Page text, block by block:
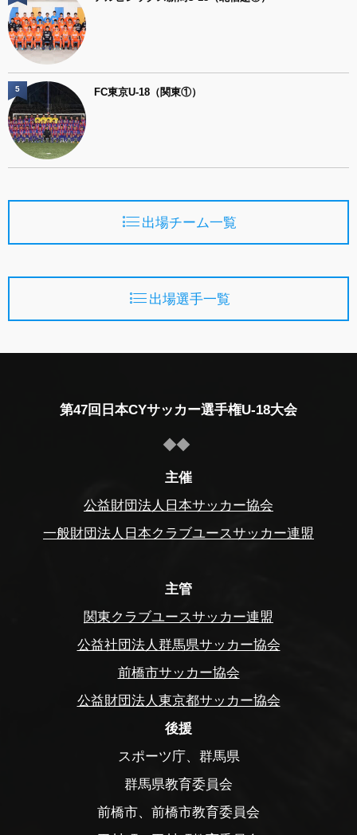
FC東京U-18（関東①）
5
出場チーム一覧
出場選手一覧
第47回日本CYサッカー選手権U-18大会
主催
公益財団法人日本サッカー協会
一般財団法人日本クラブユースサッカー連盟
主管
関東クラブユースサッカー連盟
公益社団法人群馬県サッカー協会
前橋市サッカー協会
公益財団法人東京都サッカー協会
後援
スポーツ庁、群馬県
群馬県教育委員会
前橋市、前橋市教育委員会